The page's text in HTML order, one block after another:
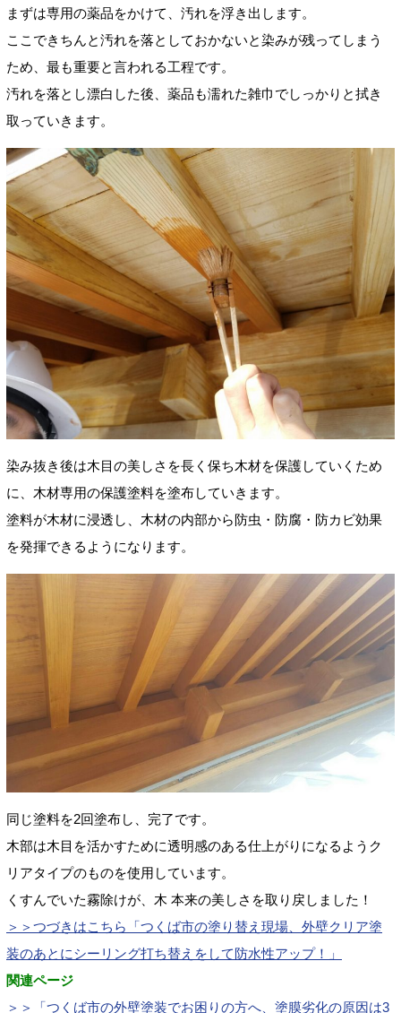
まずは専用の薬品をかけて、汚れを浮き出します。
ここできちんと汚れを落としておかないと染みが残ってしまう
ため、最も重要と言われる工程です。
汚れを落とし漂白した後、薬品も濡れた雑巾でしっかりと拭き
取っていきます。
染み抜き後は木目の美しさを長く保ち木材を保護していくため
に、木材専用の保護塗料を塗布していきます。
塗料が木材に浸透し、木材の内部から防虫・防腐・防カビ効果
を発揮できるようになります。
同じ塗料を2回塗布し、完了です。
木部は木目を活かすために透明感のある仕上がりになるようク
リアタイプのものを使用しています。
くすんでいた霧除けが、木 本来の美しさを取り戻しました！
＞＞つづきはこちら「つくば市の塗り替え現場、外壁クリア塗
装のあとにシーリング打ち替えをして防水性アップ！
」
関連ページ
＞＞「つくば市の外壁塗装でお困りの方へ、塗膜劣化の原因は3